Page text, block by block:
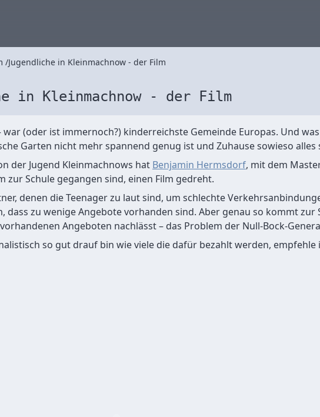
Jugendliche in Kleinmachnow - der Film
in Kleinmachnow - der Film
war (oder ist immernoch?) kinderreichste Gemeinde Europas. Und
Garten nicht mehr spannend genug ist und Zuhause sowieso alles
der Jugend Kleinmachnows hat Benjamin Hermsdorf, mit dem
zur Schule gegangen sind, einen Film gedreht.
denen die Teenager zu laut sind, um schlechte
dass zu wenige Angebote vorhanden sind. Aber genau so kommt zur
Angeboten nachlässt – das Problem der Null-Bock-
so gut drauf bin wie viele die dafür bezahlt werden, empfehle